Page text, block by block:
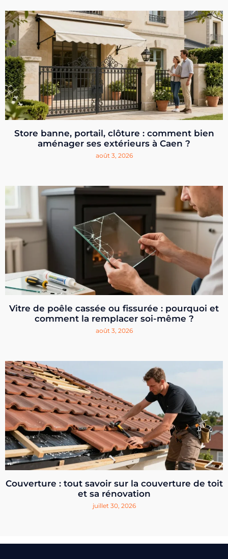
Store banne, portail, clôture : comment bien
aménager ses extérieurs à Caen ?
août 3, 2026
Vitre de poêle cassée ou fissurée : pourquoi et
comment la remplacer soi-même ?
août 3, 2026
Couverture : tout savoir sur la couverture de toit
et sa rénovation
juillet 30, 2026